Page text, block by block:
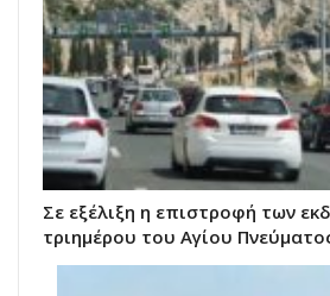
Σε εξέλιξη η επιστροφή των
τριημέρου του Αγίου